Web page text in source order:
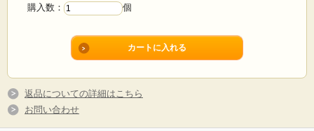
購入数： 個
返品についての詳細はこちら
お問い合わせ